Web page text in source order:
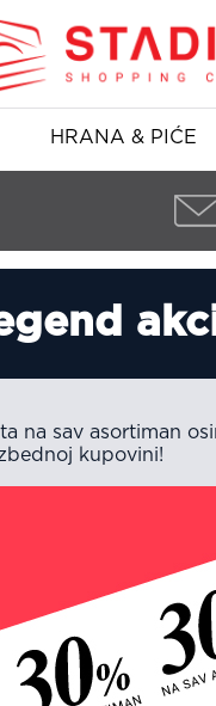
HRANA & PIĆE
sav asortiman
kupovini!